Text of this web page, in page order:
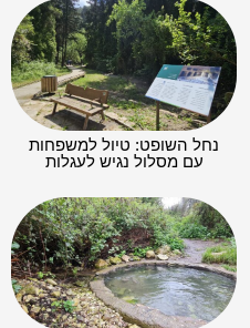
נחל השופט: טיול למשפחות
עם מסלול נגיש לעגלות